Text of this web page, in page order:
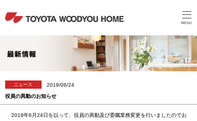
MENU
ニュース 2019/06/24
役員の異動のお知らせ
2019年6月24日を以って、役員の異動及び委嘱業務変更を行いましたのでお